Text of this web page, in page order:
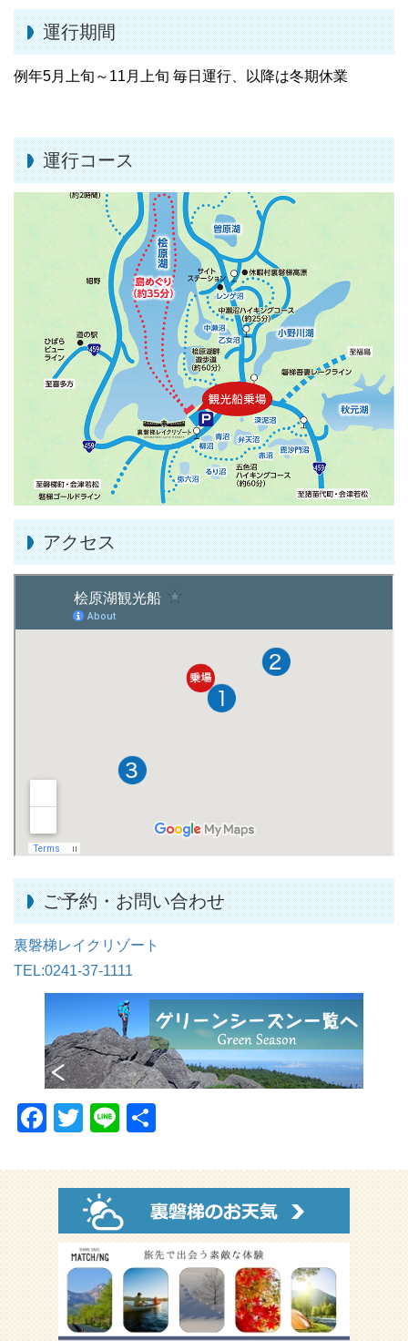
運行期間
例年5月上旬～11月上旬 毎日運行、以降は冬期休業
運行コース
アクセス
ご予約・お問い合わせ
裏磐梯レイクリゾート
TEL:0241-37-1111
F
c
e
b
o
o
k
T
tt
er
Li
e